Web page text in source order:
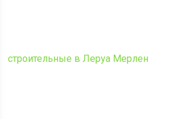
строительные в Леруа Мерлен